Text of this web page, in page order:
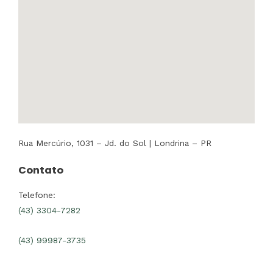
Rua Mercúrio, 1031 – Jd. do Sol | Londrina – PR
Contato
Telefone:
(43) 3304-7282
(43) 99987-3735